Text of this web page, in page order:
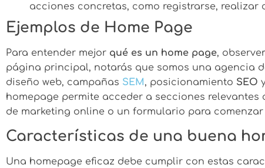
acciones concretas, como registrarse,
Ejemplos de Home Page
Para entender mejor qué es un home page,
página principal, notarás que somos una agencia
diseño web, campañas SEM , posicionamiento SEO
homepage permite acceder a secciones
de marketing online o un formulario para comenzar
Características de una buena
Una homepage eficaz debe cumplir con estas